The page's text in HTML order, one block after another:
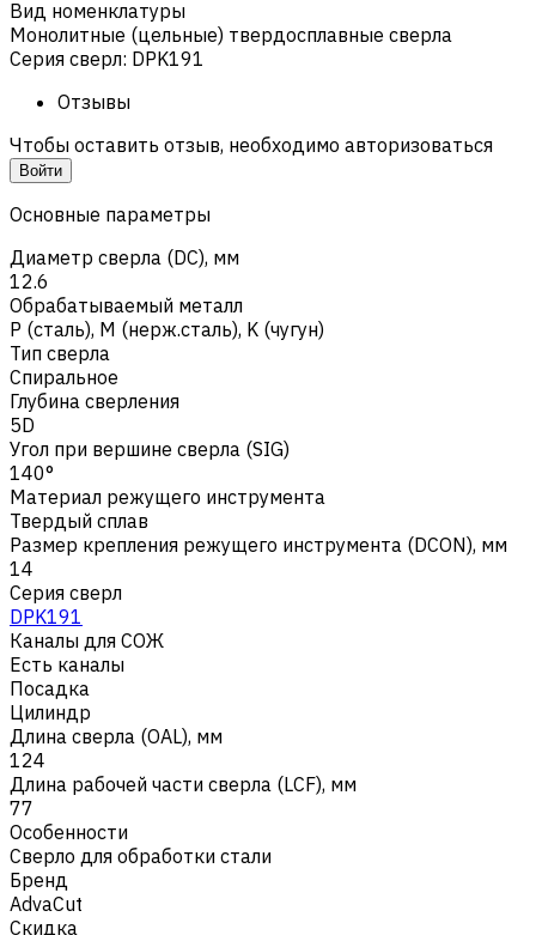
Вид номенклатуры
Монолитные (цельные) твердосплавные сверла
Серия сверл: DPK191
Отзывы
Чтобы оставить отзыв, необходимо авторизоваться
Войти
Основные параметры
Диаметр сверла (DC), мм
12.6
Обрабатываемый металл
Р (сталь), M (нерж.сталь), K (чугун)
Тип сверла
Спиральное
Глубина сверления
5D
Угол при вершине сверла (SIG)
140°
Материал режущего инструмента
Твердый сплав
Размер крепления режущего инструмента (DCON), мм
14
Серия сверл
DPK191
Каналы для СОЖ
Есть каналы
Посадка
Цилиндр
Длина сверла (OAL), мм
124
Длина рабочей части сверла (LCF), мм
77
Особенности
Сверло для обработки стали
Бренд
AdvaCut
Скидка